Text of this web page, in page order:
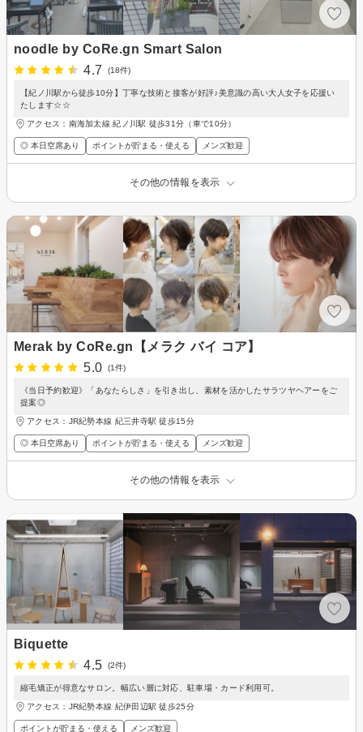
noodle by CoRe.gn Smart Salon
4.7
(18件)
【紀ノ川駅から徒歩10分】丁寧な技術と接客が好評♪美意識の高い大人女子を応援い
たします☆☆
アクセス：南海加太線 紀ノ川駅 徒歩31分（車で10分）
◎ 本日空席あり ポイントが貯まる・使える メンズ歓迎
その他の情報を表示
Merak by CoRe.gn【メラク バイ コア】
5.0
(1件)
《当日予約歓迎》「あなたらしさ」を引き出し、素材を活かしたサラツヤヘアーをご
提案◎
アクセス：JR紀勢本線 紀三井寺駅 徒歩15分
◎ 本日空席あり ポイントが貯まる・使える メンズ歓迎
その他の情報を表示
Biquette
4.5
(2件)
縮毛矯正が得意なサロン。幅広い層に対応、駐車場・カード利用可。
アクセス：JR紀勢本線 紀伊田辺駅 徒歩25分
ポイントが貯まる・使える メンズ歓迎